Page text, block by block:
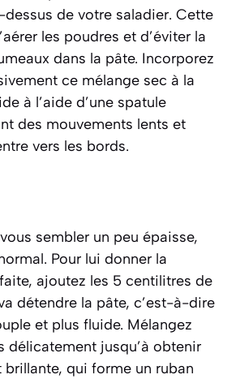
de votre saladier. Cette
les poudres et d’éviter la
dans la pâte. Incorporez
ce mélange sec à la
à l’aide d’une spatule
des mouvements lents et
vers les bords.
sembler un peu épaisse,
Pour lui donner la
ajoutez les 5 centilitres de
détendre la pâte, c’est-à-dire
et plus fluide. Mélangez
délicatement jusqu’à obtenir
brillante, qui forme un ruban